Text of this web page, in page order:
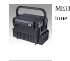
tone